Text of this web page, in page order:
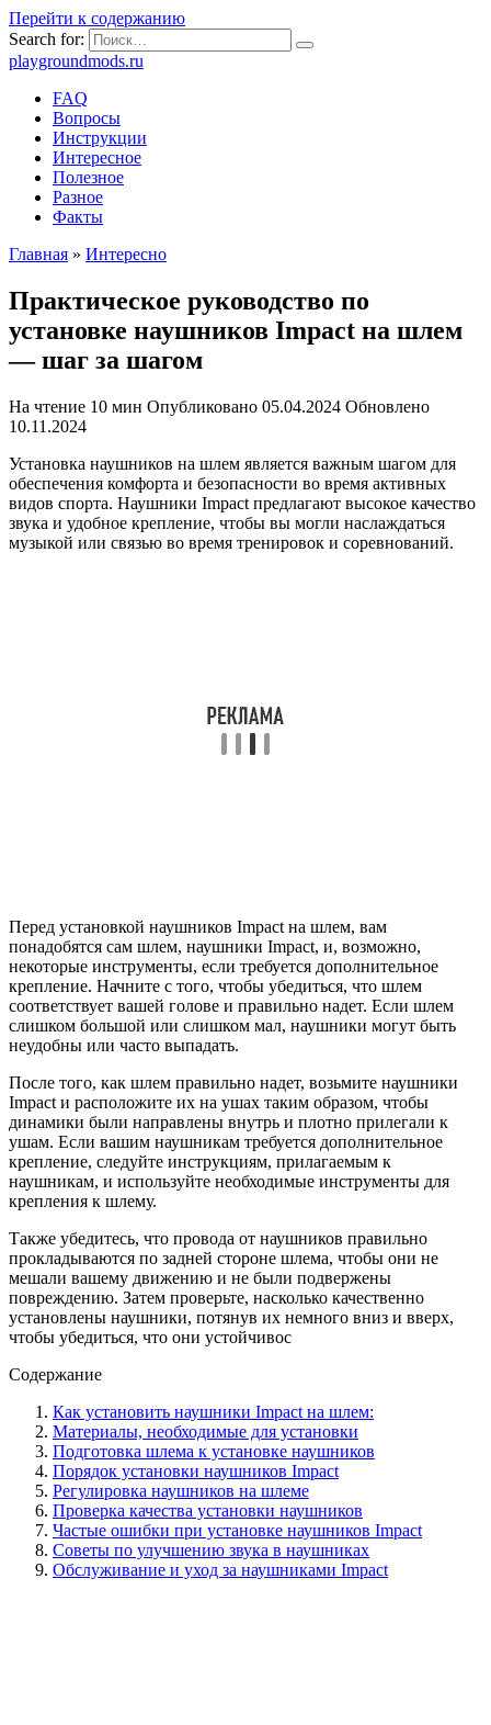
Перейти к содержанию
Search for:
playgroundmods.ru
FAQ
Вопросы
Инструкции
Интересное
Полезное
Разное
Факты
Главная » Интересно
Практическое руководство по
установке наушников Impact на шлем
— шаг за шагом
На чтение 10 мин Опубликовано 05.04.2024 Обновлено
10.11.2024
Установка наушников на шлем является важным шагом для
обеспечения комфорта и безопасности во время активных
видов спорта. Наушники Impact предлагают высокое качество
звука и удобное крепление, чтобы вы могли наслаждаться
музыкой или связью во время тренировок и соревнований.
Перед установкой наушников Impact на шлем, вам
понадобятся сам шлем, наушники Impact, и, возможно,
некоторые инструменты, если требуется дополнительное
крепление. Начните с того, чтобы убедиться, что шлем
соответствует вашей голове и правильно надет. Если шлем
слишком большой или слишком мал, наушники могут быть
неудобны или часто выпадать.
После того, как шлем правильно надет, возьмите наушники
Impact и расположите их на ушах таким образом, чтобы
динамики были направлены внутрь и плотно прилегали к
ушам. Если вашим наушникам требуется дополнительное
крепление, следуйте инструкциям, прилагаемым к
наушникам, и используйте необходимые инструменты для
крепления к шлему.
Также убедитесь, что провода от наушников правильно
прокладываются по задней стороне шлема, чтобы они не
мешали вашему движению и не были подвержены
повреждению. Затем проверьте, насколько качественно
установлены наушники, потянув их немного вниз и вверх,
чтобы убедиться, что они устойчивос
Содержание
Как установить наушники Impact на шлем:
Материалы, необходимые для установки
Подготовка шлема к установке наушников
Порядок установки наушников Impact
Регулировка наушников на шлеме
Проверка качества установки наушников
Частые ошибки при установке наушников Impact
Советы по улучшению звука в наушниках
Обслуживание и уход за наушниками Impact